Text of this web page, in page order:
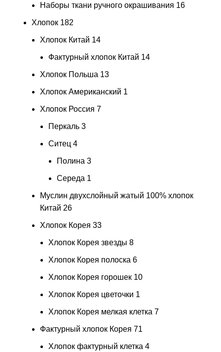
Наборы ткани ручного окрашивания 16
Хлопок 182
Хлопок Китай 14
Фактурный хлопок Китай 14
Хлопок Польша 13
Хлопок Американский 1
Хлопок Россия 7
Перкаль 3
Ситец 4
Полина 3
Середа 1
Муслин двухслойный жатый 100% хлопок
Китай 26
Хлопок Корея 33
Хлопок Корея звезды 8
Хлопок Корея полоска 6
Хлопок Корея горошек 10
Хлопок Корея цветочки 1
Хлопок Корея мелкая клетка 7
Фактурный хлопок Корея 71
Хлопок фактурный клетка 4